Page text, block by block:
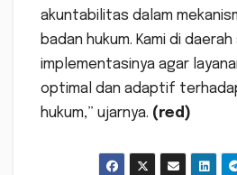
akuntabilitas dalam
badan hukum. Kami di
implementasinya agar
optimal dan adaptif
hukum,” ujarnya. (red)